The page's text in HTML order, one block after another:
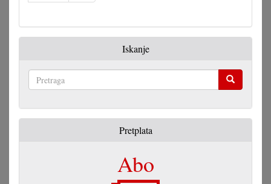
Iskanje
Pretplata
Abo